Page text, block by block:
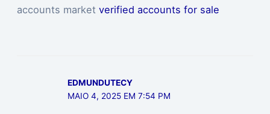
accounts marketverified accounts for sale
EDMUNDUTECY
MAIO 4, 2025 EM 7:54 PM